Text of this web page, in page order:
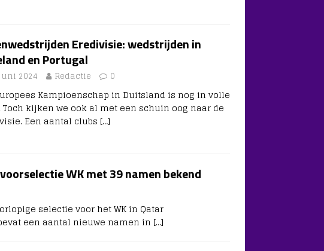
Eredivisie: wedstrijden in
en Portugal
2024 Redactie 0
Kampioenschap in Duitsland is nog in volle
Toch kijken we ook al met een schuin oog naar de
Een aantal clubs […]
WK met 39 namen bekend
selectie voor het WK in Qatar
een aantal nieuwe namen in […]